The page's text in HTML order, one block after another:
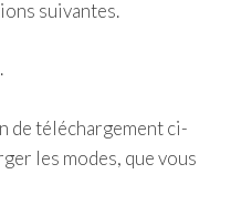
suivantes.
de téléchargement ci-
les modes, que vous